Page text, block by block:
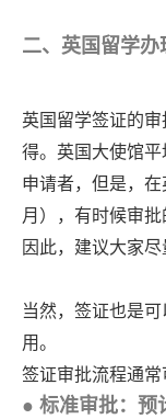
二、英国留学办
英国留学签证的
得。英国大使馆平
申请者，但是，
月），有时候审批
因此，建议大家
当然，签证也是
用。
签证审批流程通常
● 标准审批：预